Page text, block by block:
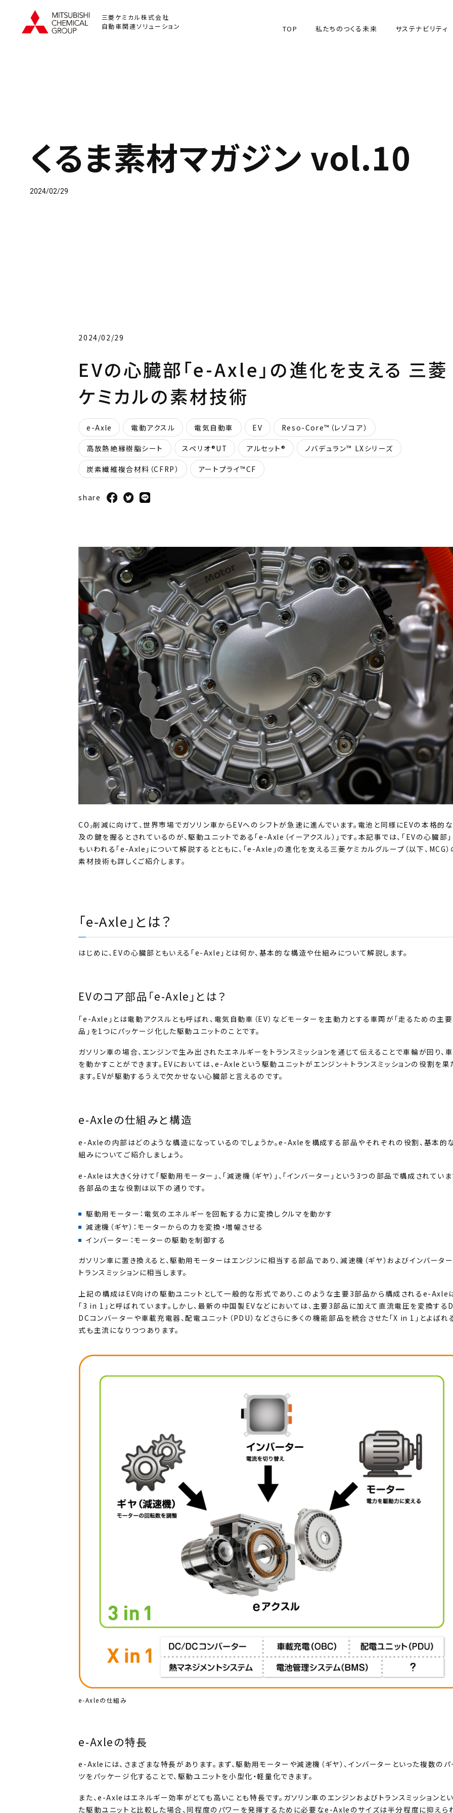
三菱ケミカル株式会社
自動車関連ソリューション
TOP
私たちのつくる未来 サステナビリティ
くるま素材マガジン vol.10
2024/02/29
2024/02/29
EVの心臓部「e-Axle」の進化を支える 三菱
ケミカルの素材技術
e-Axle 電動アクスル 電気自動車 EV Reso-Core™（レゾコア）
高放熱絶縁樹脂シート スペリオ®UT アルセット® ノバデュラン™ LXシリーズ
炭素繊維複合材料（CFRP） アートプライ™CF
share
CO₂削減に向けて、世界市場でガソリン車からEVへのシフトが急速に進んでいます。電池と同様にEVの本格的
及の鍵を握るとされているのが、駆動ユニットである「e-Axle（イーアクスル）」です。本記事では、「EVの心臓部」
もいわれる「e-Axle」について解説するとともに、「e-Axle」の進化を支える三菱ケミカルグループ（以下、MCG）
素材技術も詳しくご紹介します。
「e-Axle」とは？
はじめに、EVの心臓部ともいえる「e-Axle」とは何か、基本的な構造や仕組みについて解説します。
EVのコア部品「e-Axle」とは？
「e-Axle」とは電動アクスルとも呼ばれ、電気自動車（EV）などモーターを主動力とする車両が「走るための主
品」を1つにパッケージ化した駆動ユニットのことです。
ガソリン車の場合、エンジンで生み出されたエネルギーをトランスミッションを通じて伝えることで車輪が回り、
を動かすことができます。EVにおいては、e-Axleという駆動ユニットがエンジン＋トランスミッションの役割を果
ます。EVが駆動するうえで欠かせない心臓部と言えるのです。
e-Axleの仕組みと構造
e-Axleの内部はどのような構造になっているのでしょうか。e-Axleを構成する部品やそれぞれの役割、基本的
組みについてご紹介しましょう。
e-Axleは大きく分けて「駆動用モーター」、「減速機（ギヤ）」、「インバーター」という3つの部品で構成されていま
各部品の主な役割は以下の通りです。
駆動用モーター：電気のエネルギーを回転する力に変換しクルマを動かす
減速機（ギヤ）：モーターからの力を変換・増幅させる
インバーター：モーターの駆動を制御する
ガソリン車に置き換えると、駆動用モーターはエンジンに相当する部品であり、減速機（ギヤ）およびインバータ
トランスミッションに相当します。
上記の構成はEV向けの駆動ユニットとして一般的な形式であり、このような主要3部品から構成されるe-Axle
「3 in 1」と呼ばれています。しかし、最新の中国製EVなどにおいては、主要3部品に加えて直流電圧を変換する
DCコンバーターや車載充電器、配電ユニット（PDU）などさらに多くの機能部品を統合させた「X in 1」とよばれ
式も主流になりつつあります。
e-Axleの仕組み
e-Axleの特長
e-Axleには、さまざまな特長があります。まず、駆動用モーターや減速機（ギヤ）、インバーターといった複数のパ
ツをパッケージ化することで、駆動ユニットを小型化・軽量化できます。
また、e-Axleはエネルギー効率がとても高いことも特長です。ガソリン車のエンジンおよびトランスミッションと
た駆動ユニットと比較した場合、同程度のパワーを発揮するために必要なe-Axleのサイズは半分程度に抑えら